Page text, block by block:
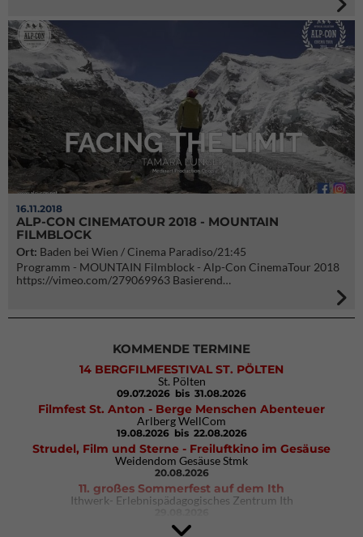
16.11.2018
ALP-CON CINEMATOUR 2018 - MOUNTAIN
FILMBLOCK
Ort: Baden bei Wien / Cinema Paradiso/21:45
Programm - MOUNTAIN Filmblock - Alp-Con CinemaTour 2018
https://vimeo.com/279069963 Basierend…
KOMMENDE TERMINE
14 BERGFILMFESTIVAL ST. PÖLTEN
St. Pölten
09.07.2026 bis 31.08.2026
Filmfest St. Anton - Berge Menschen Abenteuer
Arlberg WellCom
19.08.2026 bis 22.08.2026
Strudel, Film und Sterne - Freiluftkino im Gesäuse
Weidendom Gesäuse Stmk
20.08.2026
11. großes Sommerfest auf dem Ith
Ithwerk- Erlebnispädagogisches Zentrum Ith
4Blocs KIDS 2026